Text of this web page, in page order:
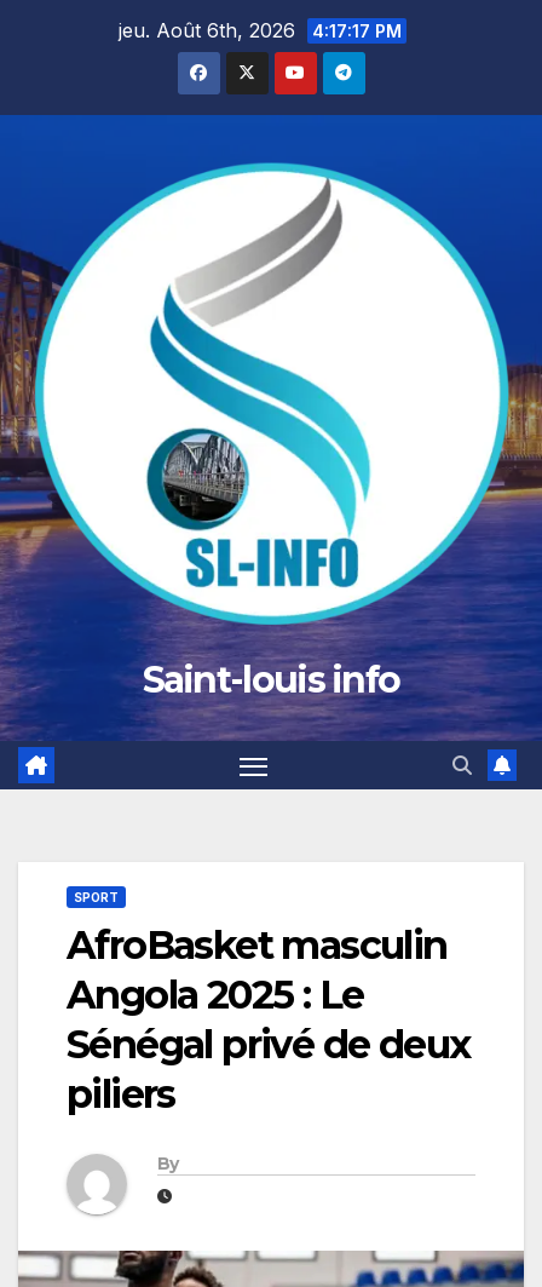
jeu. Août 6th, 2026 4:17:19 PM
Saint-louis info
SPORT
AfroBasket masculin
Angola 2025 : Le
Sénégal privé de deux
piliers
By